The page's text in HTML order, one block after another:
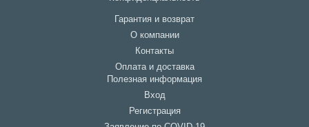
Гарантия и возврат
О компании
Контакты
Оплата и доставка
Полезная информация
Вход
Регистрация